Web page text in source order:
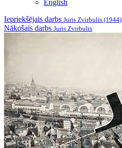
English
Iepriekšējais darbs Juris Zvirbulis (1944)
Nākošais darbs Juris Zvirbulis